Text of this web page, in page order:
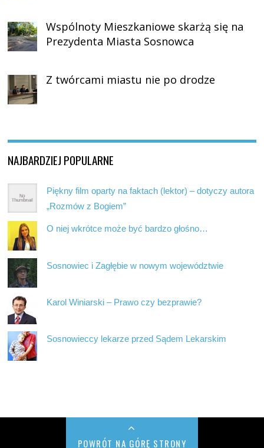
Wspólnoty Mieszkaniowe skarżą się na
Prezydenta Miasta Sosnowca
Z twórcami miastu nie po drodze
NAJBARDZIEJ POPULARNE
Piękny film oparty na faktach (lektor) – dotyczy autora
„Rozmów z Bogiem”
O niej wkrótce może być bardzo głośno…
Sosnowiec i Zagłębie w nowym województwie
Karol Winiarski – Prawo czy bezprawie?
Sosnowieccy lekarze przed Sądem Lekarskim
POWRÓT NA GÓRĘ STRONY